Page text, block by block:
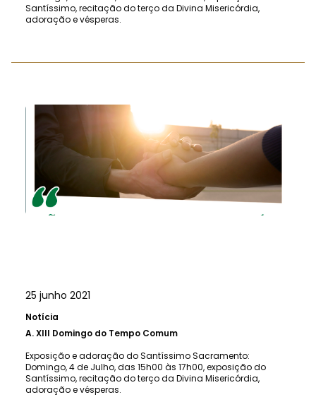
Santíssimo, recitação do terço da Divina Misericórdia,
adoração e vésperas.
25 junho 2021
Notícia
A.XIII Domingo do Tempo Comum
Exposição e adoração do Santíssimo Sacramento:
Domingo, 4 de Julho, das 15h00 às 17h00, exposição do
Santíssimo, recitação do terço da Divina Misericórdia,
adoração e vésperas.